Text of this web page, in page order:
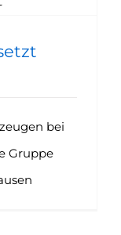
bei
Gruppe